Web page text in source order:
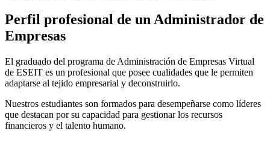
Perfil profesional de un Administrador de
Empresas
El graduado del programa de Administración de Empresas Virtual
de ESEIT es un profesional que posee cualidades que le permiten
adaptarse al tejido empresarial y deconstruirlo.
Nuestros estudiantes son formados para desempeñarse como líderes
que destacan por su capacidad para gestionar los recursos
financieros y el talento humano.